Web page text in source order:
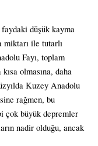
düşük kayma
miktarı ile tutarlı
Fayı, toplam
olmasına, daha
Kuzey Anadolu
rağmen, bu
çok büyük depremler
nadir olduğu, ancak